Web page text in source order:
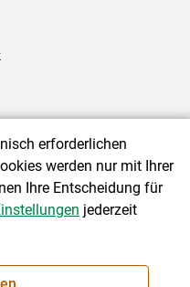
|Barrierefreiheit|
erforderlichen
werden nur mit Ihrer
Ihre Entscheidung für
jederzeit